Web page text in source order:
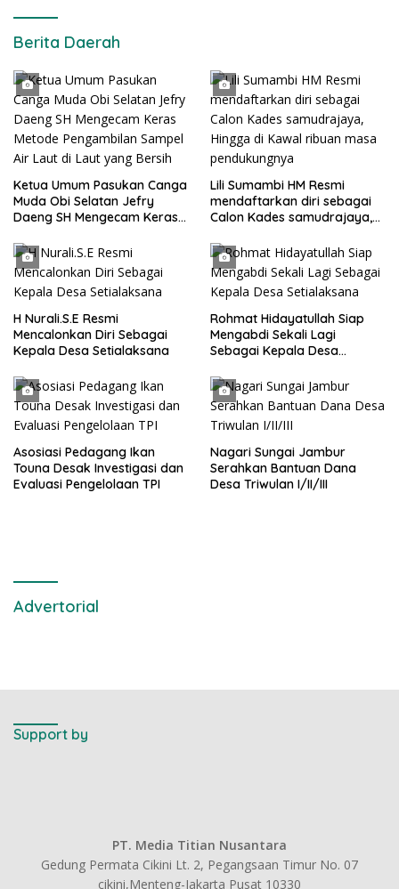
Berita Daerah
Ketua Umum Pasukan Canga
Muda Obi Selatan Jefry
Daeng SH Mengecam Keras
Air Laut di Laut yang Bersih
Lili Sumambi HM Resmi
mendaftarkan diri sebagai
Calon Kades samudrajaya,
pendukungnya
H Nurali.S.E Resmi
Mencalonkan Diri Sebagai
Kepala Desa Setialaksana
Rohmat Hidayatullah Siap
Mengabdi Sekali Lagi
Sebagai Kepala Desa
Asosiasi Pedagang Ikan
Touna Desak Investigasi dan
Evaluasi Pengelolaan TPI
Nagari Sungai Jambur
Serahkan Bantuan Dana
Desa Triwulan I/II/III
Advertorial
Support by
PT. Media Titian Nusantara
Gedung Permata Cikini Lt. 2, Pegangsaan Timur No. 07
cikini,Menteng-Jakarta Pusat 10330